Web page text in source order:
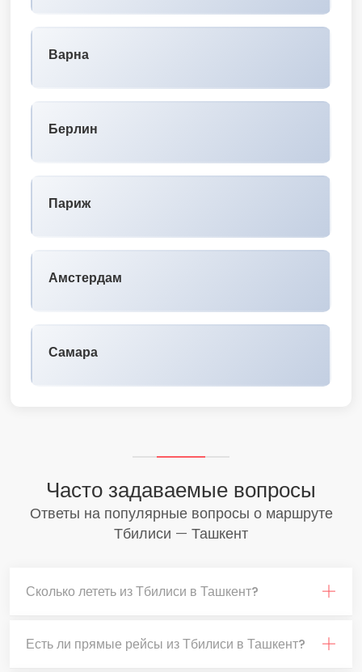
Варна
Берлин
Париж
Амстердам
Самара
Часто задаваемые вопросы
Ответы на популярные вопросы о маршруте
Тбилиси — Ташкент
Сколько лететь из Тбилиси в Ташкент?
Есть ли прямые рейсы из Тбилиси в Ташкент?